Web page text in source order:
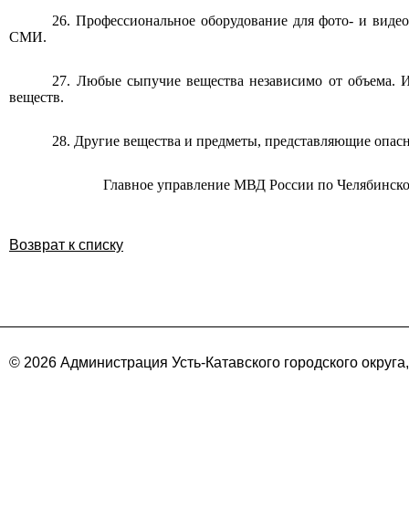
26. Профессиональное оборудование для фото- и
СМИ.
27. Любые сыпучие вещества независимо от объема.
веществ.
28. Другие вещества и предметы, представляющие
Главное управление МВД России по
Возврат к списку
© 2026 Администрация Усть-Катавского городского